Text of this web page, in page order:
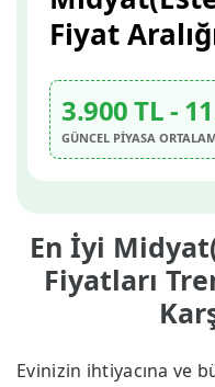
En İyi
Fiyatları
Evinizin ihtiyacına ve
Fiyat
3.900 TL -
GÜNCEL PİYASA